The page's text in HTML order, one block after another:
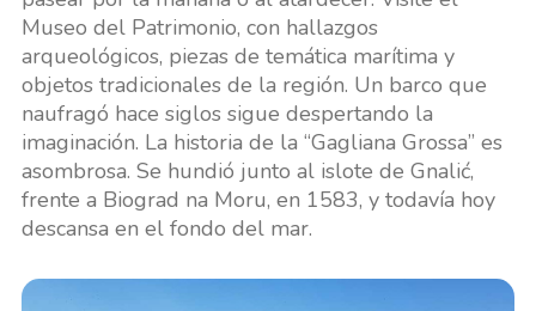
Museo del Patrimonio, con hallazgos
arqueológicos, piezas de temática marítima y
objetos tradicionales de la región. Un barco que
naufragó hace siglos sigue despertando la
imaginación. La historia de la “Gagliana Grossa” es
asombrosa. Se hundió junto al islote de Gnalić,
frente a Biograd na Moru, en 1583, y todavía hoy
descansa en el fondo del mar.